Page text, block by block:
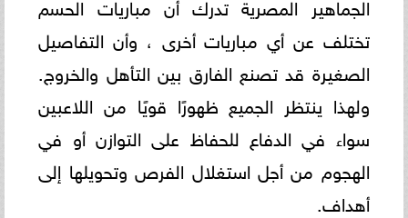
تختلف عن أي مباريات أخرى ، وأن التفاصيل
الصغيرة قد تصنع الفارق بين التأهل والخروج.
ولهذا ينتظر الجميع ظهورًا قويًا من اللاعبين
سواء في الدفاع للحفاظ على التوازن أو في
الهجوم من أجل استغلال الفرص وتحويلها إلى
أهداف.